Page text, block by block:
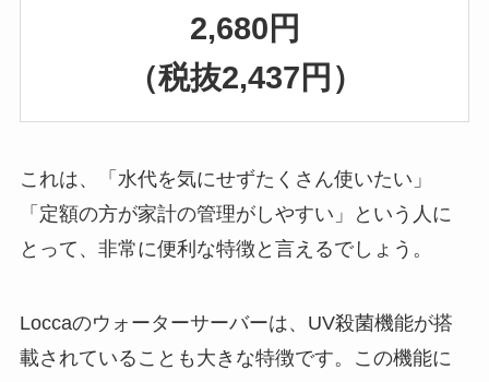
2,680円
（税抜2,437円）
これは、「水代を気にせずたくさん使いたい」
「定額の方が家計の管理がしやすい」という人に
とって、非常に便利な特徴と言えるでしょう。
Loccaのウォーターサーバーは、UV殺菌機能が搭
載されていることも大きな特徴です。この機能に